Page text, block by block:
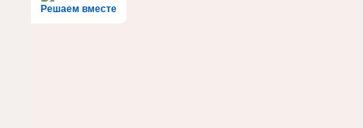
Решаем вместе